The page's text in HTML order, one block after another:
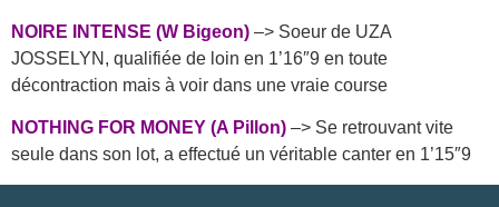
NOIRE INTENSE (W Bigeon) –> Soeur de UZA
JOSSELYN, qualifiée de loin en 1’16″9 en toute
décontraction mais à voir dans une vraie course
NOTHING FOR MONEY (A Pillon) –> Se retrouvant vite
seule dans son lot, a effectué un véritable canter en 1’15″9